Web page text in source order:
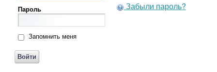
Пароль
Запомнить меня
Забыли пароль?